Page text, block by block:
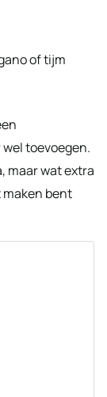
of tijm
toevoegen.
maar wat extra
maken bent